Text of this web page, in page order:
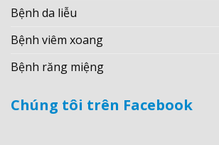
Bệnh da liễu
Bệnh viêm xoang
Bệnh răng miệng
Chúng tôi trên Facebook